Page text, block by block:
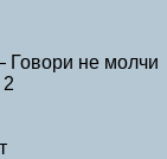
Говори не молчи